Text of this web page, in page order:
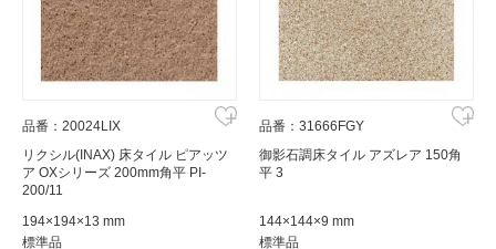
品番：20024LIX
リクシル(INAX) 床タイル ピアッツ
ア OXシリーズ 200mm角平 PI-
200/11
194×194×13 mm
標準品
品番：31666FGY
御影石調床タイル アズレア 150角
平 3
144×144×9 mm
標準品